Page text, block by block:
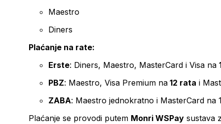
Maestro
Diners
Plaćanje na rate:
Erste: Diners, Maestro, MasterCard i Visa na
PBZ: Maestro, Visa Premium na 12 rata i
ZABA: Maestro jednokratno i MasterCard na
Plaćanje se provodi putem Monri WSPay sustava